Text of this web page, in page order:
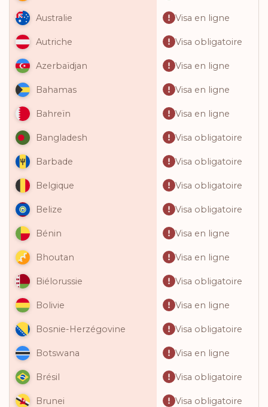
Australie Visa en ligne
Autriche Visa obligatoire
Azerbaïdjan Visa en ligne
Bahamas Visa en ligne
Bahreïn Visa en ligne
Bangladesh Visa obligatoire
Barbade Visa obligatoire
Belgique Visa obligatoire
Belize Visa obligatoire
Bénin Visa en ligne
Bhoutan Visa en ligne
Biélorussie Visa obligatoire
Bolivie Visa en ligne
Bosnie-Herzégovine Visa obligatoire
Botswana Visa en ligne
Brésil Visa obligatoire
Brunei Visa obligatoire